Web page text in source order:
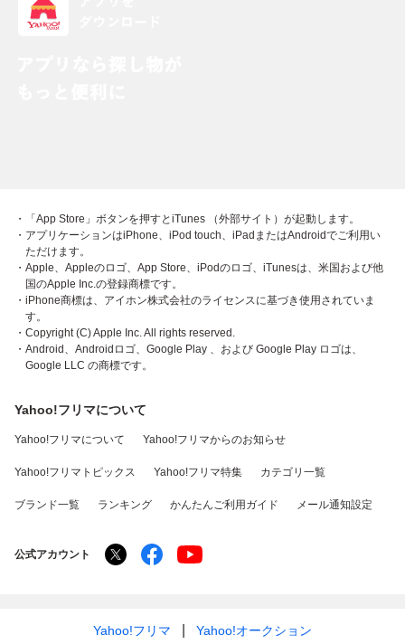
・「App Store」ボタンを押すとiTunes （外部サイト）が起動します。
・アプリケーションはiPhone、iPod touch、iPadまたはAndroidでご利用い
ただけます。
・Apple、Appleのロゴ、App Store、iPodのロゴ、iTunesは、米国および他
国のApple Inc.の登録商標です。
・iPhone商標は、アイホン株式会社のライセンスに基づき使用されていま
す。
・Copyright (C) Apple Inc. All rights reserved.
・Android、Androidロゴ、Google Play 、および Google Play ロゴは、
Google LLC の商標です。
Yahoo!フリマについて
Yahoo!フリマについて Yahoo!フリマからのお知らせ
Yahoo!フリマトピックス Yahoo!フリマ特集 カテゴリ一覧
ブランド一覧 ランキング かんたんご利用ガイド メール通知設定
公式アカウント
Yahoo!フリマ Yahoo!オークション